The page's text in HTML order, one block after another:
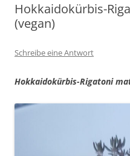
Hokkaidokürbis-
(vegan)
Schreibe eine Antwort
Hokkaidokürbis-Rigatoni